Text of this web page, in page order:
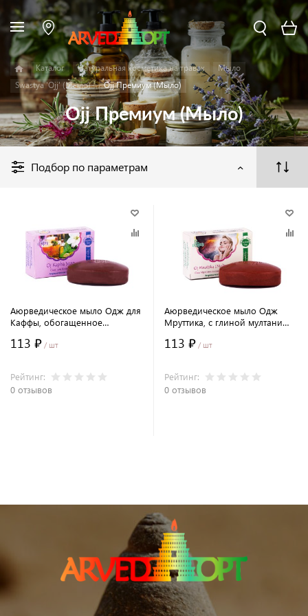
Каталог Натуральная косметика на травах
Мыло
Swastya 'Ojj' (Мыло)
Ojj Премиум (Мыло)
Ojj Премиум (Мыло)
Подбор по параметрам
Аюрведическое мыло Одж для
Каффы, обогащенное
100гр (Oj Kapha Soap)
113 ₽ / шт
Рейтинг:
0 отзывов
Аюрведическое мыло Одж
Мруттика, с глиной мултани
Mitti)
113 ₽ / шт
Рейтинг:
0 отзывов